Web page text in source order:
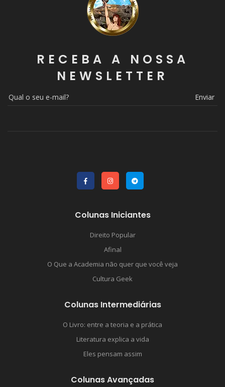
RECEBA A NOSSA
NEWSLETTER
Enviar
Colunas Iniciantes
Direito Popular
Afinal
O Que a Academia não quer que você veja
Cultura Geek
Colunas Intermediárias
O Livro: entre a teoria e a prática
Literatura explica a vida
Eles pensam assim
Colunas Avançadas